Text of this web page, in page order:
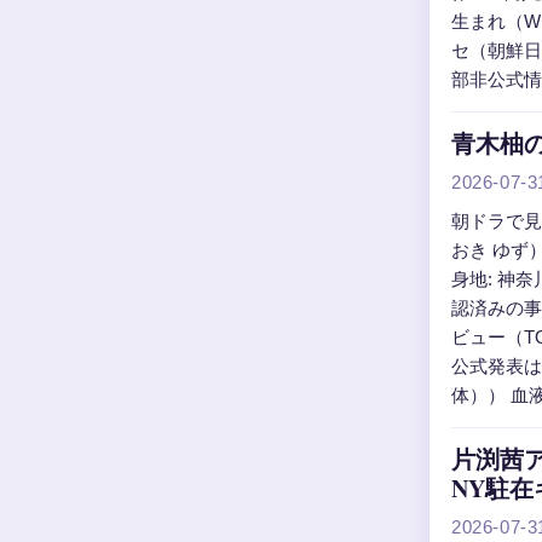
生まれ（
セ（朝鮮
部非公式
青木柚
2026-07-
朝ドラで
おき ゆず
身地: 神奈
認済みの
ビュー（
公式発表
体）） 血
片渕茜
NY駐在
2026-07-